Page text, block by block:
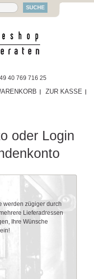
SUCHE
40 769 716 25
ZUR KASSE
oder Login
werden zügiger durch
Lieferadressen
Ihre Wünsche